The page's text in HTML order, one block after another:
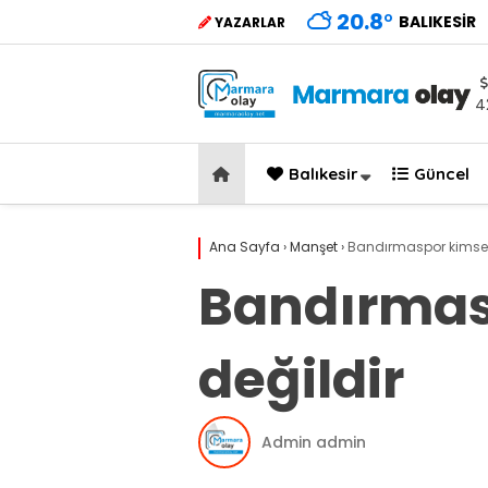
YAZARLAR 20.8° BALIKESIR
Balıkesir Güncel
Ana Sayfa ›Manşet› Bandırmaspor
değildir
Admin admin